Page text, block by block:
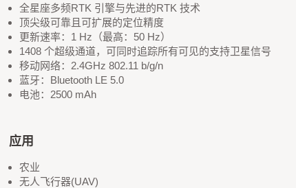
全星座多频RTK 引擎与先进的RTK 技术
顶尖级可靠且可扩展的定位精度
更新速率：1 Hz（最高：50 Hz）
1408 个超级通道，可同时追踪所有可见的支持卫星信号
移动网络：2.4GHz 802.11 b/g/n
蓝牙：Bluetooth LE 5.0
电池：2500 mAh
应用
农业
无人飞行器(UAV)